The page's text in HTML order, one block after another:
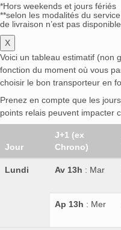
*Hors weekends et jours fériés
**selon les modalités du
de livraison n’est pas
X
Voici un tableau estimatif (non
fonction du moment où vous
choisir le bon transporteur en
Prenez en compte que les
points relais peuvent impacter
Jour
J+1 (ex
Chrono)
Lundi Av 13h : Mar
Ap 13h : Mer